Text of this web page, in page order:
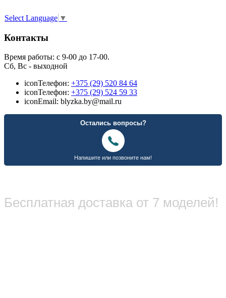
Select Language ▼
Контакты
Время работы: с 9-00 до 17-00.
Сб, Вс - выходной
iconТелефон: +375 (29) 520 84 64
iconТелефон: +375 (29) 524 59 33
iconEmail: blyzka.by@mail.ru
Бесплатная доставка от 7 моделей!